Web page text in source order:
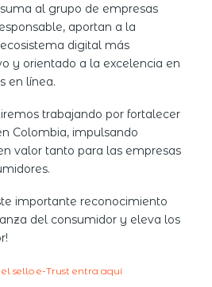
al grupo de empresas
aportan a la
digital más
y orientado a la excelencia en
en línea.
trabajando por fortalecer
Colombia, impulsando
valor tanto para las empresas
importante reconocimiento
del consumidor y eleva los
sello e-Trust entra aquí